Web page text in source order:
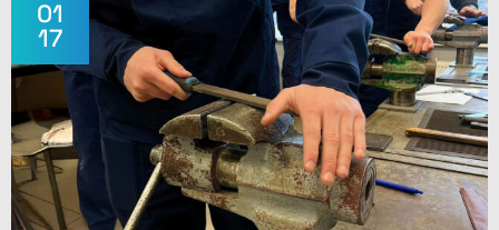
01
17